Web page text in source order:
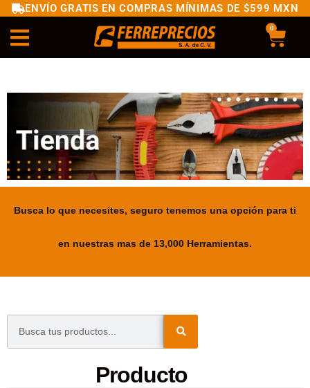
ENVÍO GRATIS EN COMPRAS MÍNIMAS DE $599 MXN
0
Busca lo que necesites, seguro tenemos una opción para ti
en nuestras mas de 13,000 Herramientas.
Producto